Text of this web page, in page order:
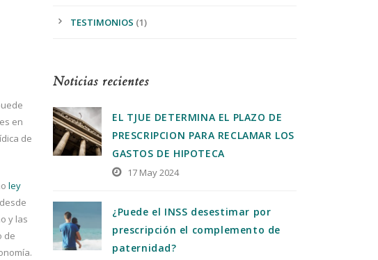
en
de
ley
y las
de
TESTIMONIOS (1)
Noticias recientes
EL TJUE DETERMINA EL PLAZO DE
PRESCRIPCION PARA RECLAMAR LOS
GASTOS DE HIPOTECA
17 May 2024
¿Puede el INSS desestimar por
prescripción el complemento de
paternidad?